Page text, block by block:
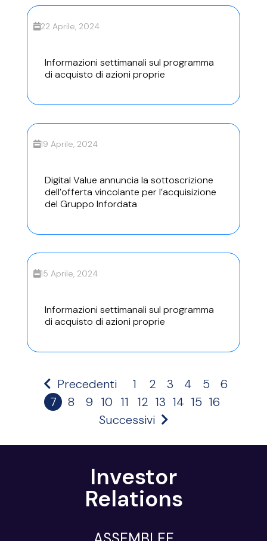
22 Aprile, 2024
Informazioni settimanali sul programma
di acquisto di azioni proprie
19 Aprile, 2024
Digital Value annuncia la sottoscrizione
dell’offerta vincolante per l’acquisizione
del Gruppo Infordata
15 Aprile, 2024
Informazioni settimanali sul programma
di acquisto di azioni proprie
Precedenti 1 2 3 4 5
6
7
8 9 10 11 12 13 14 15 16
Successivi
Investor
Relations